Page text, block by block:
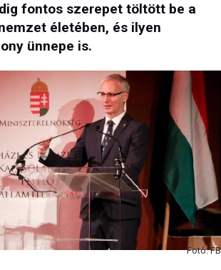
fontos szerepet töltött be a
életében, és ilyen
ünnepe is.
Fotó: FB